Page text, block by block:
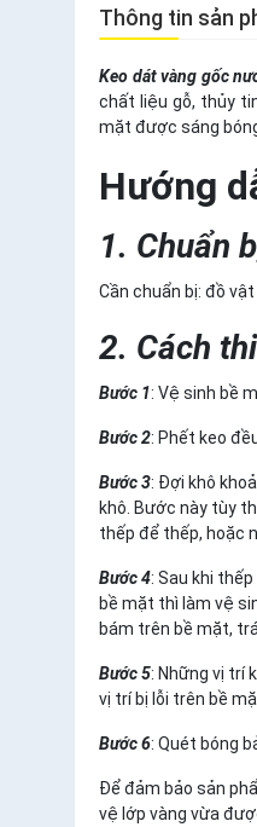
Thông tin sản
Keo dát vàng gốc
chất liệu gỗ, thủy
mặt được sáng
Hướng
1. Chuẩn
Cần chuẩn bị: đồ
2. Cách
Bước 1: Vệ sinh bề
Bước 2: Phết keo
Bước 3: Đợi khô
khô. Bước này tùy
thếp để thếp, hoặc
Bước 4: Sau khi
bề mặt thì làm vệ
bám trên bề mặt,
Bước 5: Những vị trí
vị trí bị lỗi trên bề
Bước 6: Quét bóng
Để đảm bảo sản
vệ lớp vàng vừa